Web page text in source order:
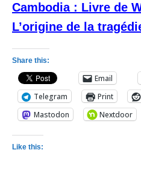
Cambodia : Livre de
L’origine de la
Share this:
Email
Telegram
Print
Mastodon
Nextdoor
Like this: